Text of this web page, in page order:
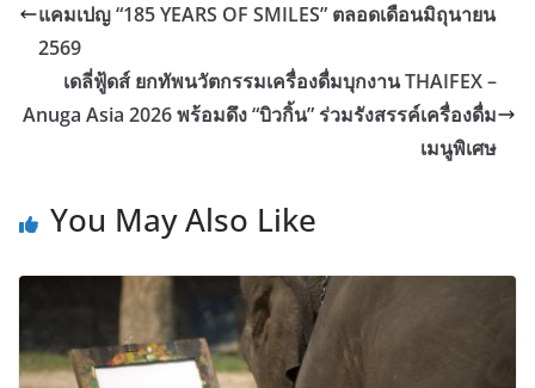
แคมเปญ “185 YEARS OF SMILES” ตลอดเดือนมิถุนายน
2569
เดลี่ฟู้ดส์ ยกทัพนวัตกรรมเครื่องดื่มบุกงาน THAIFEX –
Anuga Asia 2026 พร้อมดึง “บิวกิ้น” ร่วมรังสรรค์เครื่องดื่ม
เมนูพิเศษ
You May Also Like